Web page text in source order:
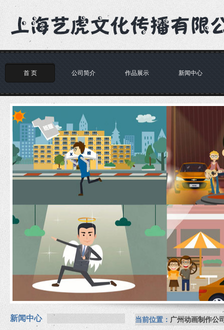
首 页 公司简介 作品展示 新闻中心
新闻中心 当前位置：广州动画制作公